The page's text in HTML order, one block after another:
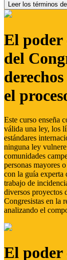
Leer los términos
El poder
del
el
Este curso enseña
válida una ley, los
estándares
ninguna ley
comunidades
personas mayores
con la guía experta
trabajo de
diversos proyectos
Congresistas en la
analizando el
El poder